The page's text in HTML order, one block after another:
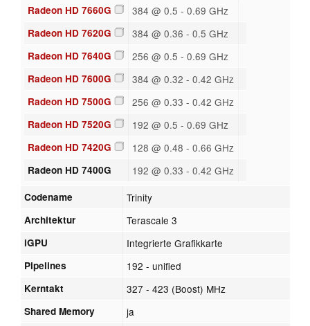
Radeon HD 7660G 384 @ 0.5 - 0.69 GHz
Radeon HD 7620G 384 @ 0.36 - 0.5 GHz
Radeon HD 7640G 256 @ 0.5 - 0.69 GHz
Radeon HD 7600G 384 @ 0.32 - 0.42 GHz
Radeon HD 7500G 256 @ 0.33 - 0.42 GHz
Radeon HD 7520G 192 @ 0.5 - 0.69 GHz
Radeon HD 7420G 128 @ 0.48 - 0.66 GHz
Radeon HD 7400G 192 @ 0.33 - 0.42 GHz
Codename Trinity
Architektur Terascale 3
iGPU Integrierte Grafikkarte
Pipelines 192 - unified
Kerntakt 327 - 423 (Boost) MHz
Shared Memory ja